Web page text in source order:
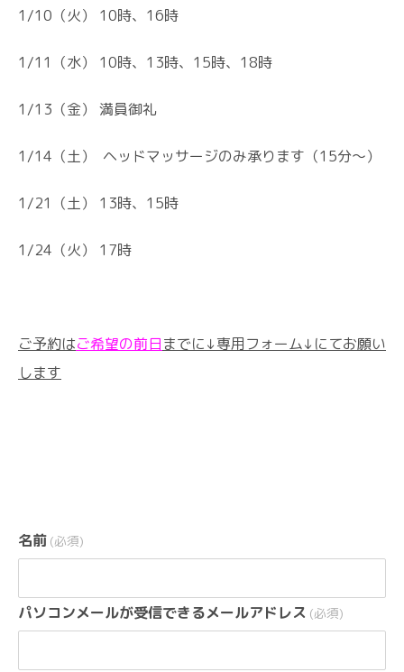
1/10（火） 10時、16時
1/11（水） 10時、13時、15時、18時
1/13（金） 満員御礼
1/14（土） ヘッドマッサージのみ承ります（15分〜）
1/21（土） 13時、15時
1/24（火） 17時
ご予約はご希望の前日までに↓専用フォーム↓にてお願い
します
名前 (必須)
パソコンメールが受信できるメールアドレス (必須)